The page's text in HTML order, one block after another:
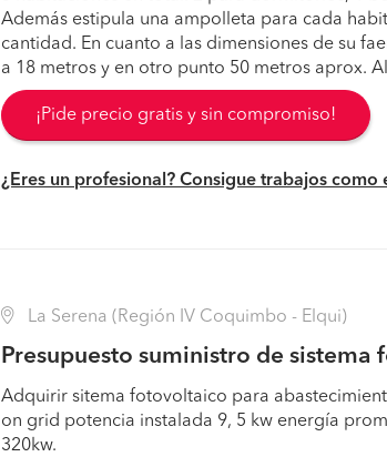
Además estipula una ampolleta para cada
cantidad. En cuanto a las dimensiones de su
a 18 metros y en otro punto 50 metros aprox.
¡Pide precio gratis y sin compromiso!
¿Eres un profesional? Consigue trabajos como
La Serena (Región IV Coquimbo - Elqui)
Presupuesto suministro de sistema
Adquirir sitema fotovoltaico para
on grid potencia instalada 9, 5 kw energía
320kw.